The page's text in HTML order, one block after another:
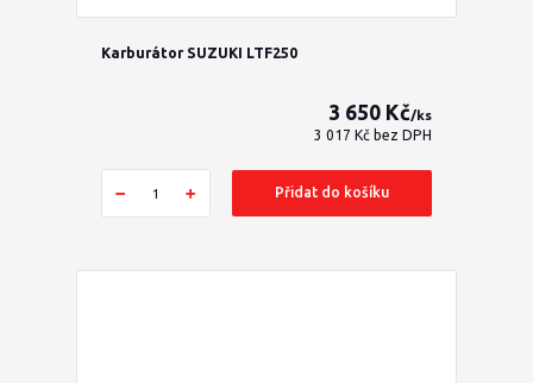
Karburátor SUZUKI LTF250
3 650 Kč/ks
3 017 Kč bez DPH
Přidat do košíku